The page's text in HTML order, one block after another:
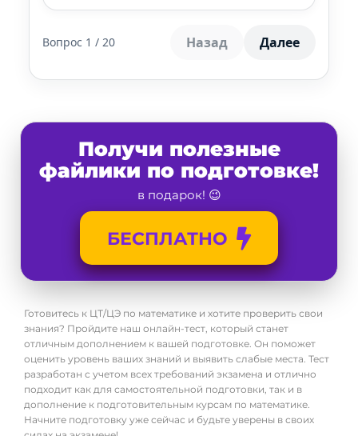
Вопрос 1 / 20 Назад Далее
Получи полезные
файлики по подготовке!
в подарок! 😉
БЕСПЛАТНО
Готовитесь к ЦТ/ЦЭ по математике и хотите проверить свои
знания? Пройдите наш онлайн-тест, который станет
отличным дополнением к вашей подготовке. Он поможет
оценить уровень ваших знаний и выявить слабые места. Тест
разработан с учетом всех требований экзамена и отлично
подходит как для самостоятельной подготовки, так и в
дополнение к подготовительным курсам по математике.
Начните подготовку уже сейчас и будьте уверены в своих